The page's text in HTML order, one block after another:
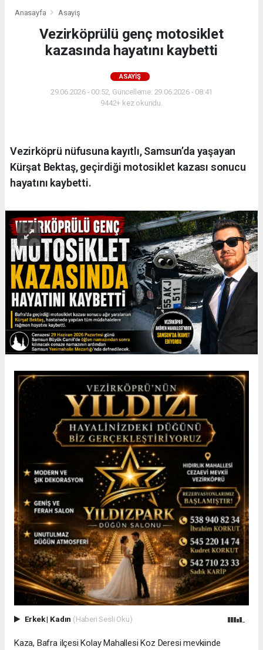
Anasayfa Asayiş
Vezirköprülü genç motosiklet
kazasında hayatını kaybetti
ASAYIŞ
29.06.2026 - 00:52, Güncelleme: 29.06.2026 - 08:41
9442+ kez okundu.
Vezirköprü nüfusuna kayıtlı, Samsun’da yaşayan
Kürşat Bektaş, geçirdiği motosiklet kazası sonucu
hayatını kaybetti.
Erkek| Kadın (Haberi Sesli Oku)
Kaza, Bafra ilçesi Kolay Mahallesi Koz Deresi mevkiinde